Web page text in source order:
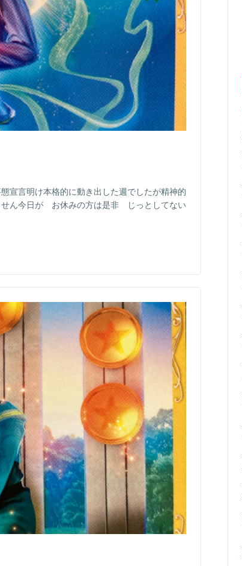
宣言明け本格的に動き出した週でしたが精神的
ん今日が お休みの方は是非 じっとしてない